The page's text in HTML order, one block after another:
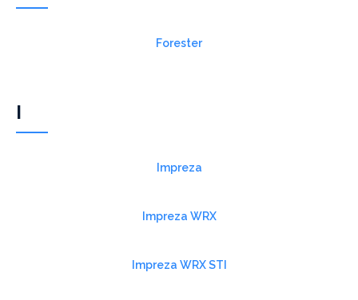
Forester
I
Impreza
Impreza WRX
Impreza WRX STI